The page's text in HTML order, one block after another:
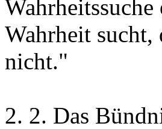
Wahrheit
nicht."
2. 2. Das